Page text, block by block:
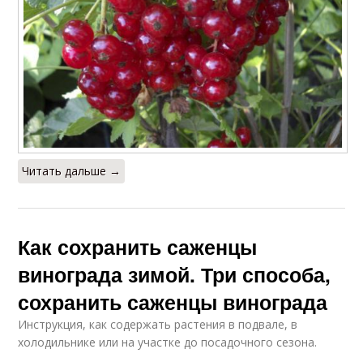
Читать дальше →
Как сохранить саженцы
винограда зимой. Три способа,
сохранить саженцы винограда
Инструкция, как содержать растения в подвале, в
холодильнике или на участке до посадочного сезона.